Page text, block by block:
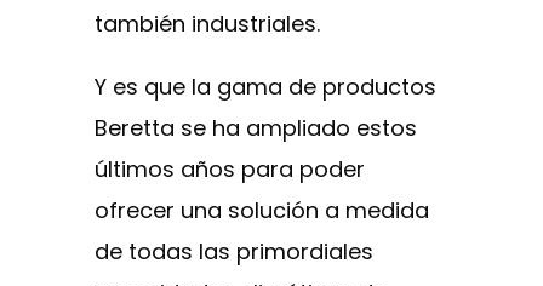
también industriales.
Y es que la gama de productos
Beretta se ha ampliado estos
últimos años para poder
ofrecer una solución a medida
de todas las primordiales